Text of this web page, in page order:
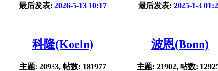
最后发表: 2026-5-13 10:17 最后发表: 2025-1-3
科隆(Koeln)
主题: 20933, 帖数: 181977
波恩(Bonn)
主题: 21902, 帖数: